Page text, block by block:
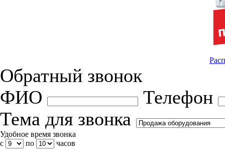
Обратный звонок
ФИО
Телефон
Тема для звонка
Удобное время звонка
с
по часов